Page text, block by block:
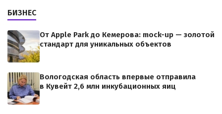
БИЗНЕС
От Apple Park до Кемерова: mock-up — золотой
стандарт для уникальных объектов
Вологодская область впервые отправила
в Кувейт 2,6 млн инкубационных яиц